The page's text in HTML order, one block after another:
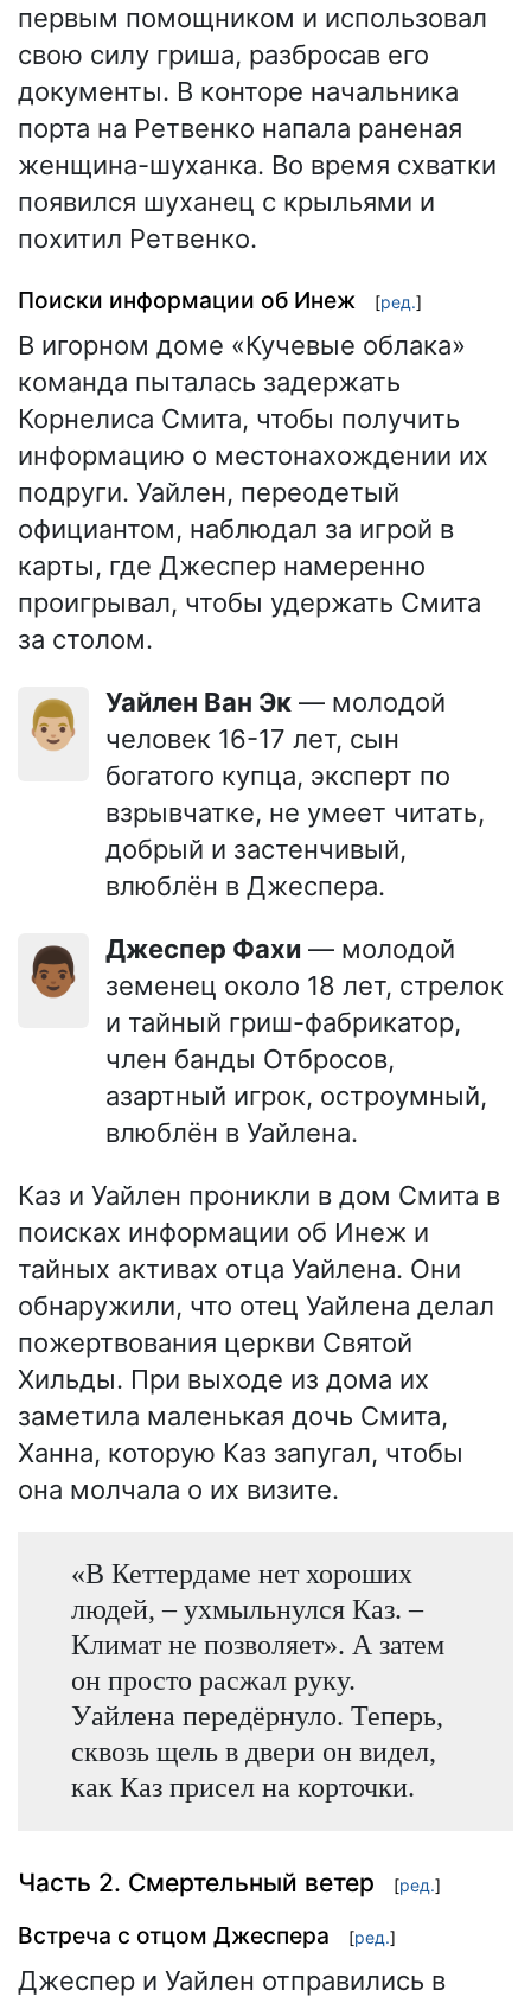
первым помощником и использовал
свою силу гриша, разбросав его
документы. В конторе начальника
порта на Ретвенко напала раненая
женщина-шуханка. Во время схватки
появился шуханец с крыльями и
похитил Ретвенко.
Поиски информации об Инеж [ред.]
В игорном доме «Кучевые облака»
команда пыталась задержать
Корнелиса Смита, чтобы получить
информацию о местонахождении их
подруги. Уайлен, переодетый
официантом, наблюдал за игрой в
карты, где Джеспер намеренно
проигрывал, чтобы удержать Смита
за столом.
👨🏼 Уайлен Ван Эк — молодой
человек 16-17 лет, сын
богатого купца, эксперт по
взрывчатке, не умеет читать,
добрый и застенчивый,
влюблён в Джеспера.
👨🏾 Джеспер Фахи — молодой
земенец около 18 лет, стрелок
и тайный гриш-фабрикатор,
член банды Отбросов,
азартный игрок, остроумный,
влюблён в Уайлена.
Каз и Уайлен проникли в дом Смита в
поисках информации об Инеж и
тайных активах отца Уайлена. Они
обнаружили, что отец Уайлена делал
пожертвования церкви Святой
Хильды. При выходе из дома их
заметила маленькая дочь Смита,
Ханна, которую Каз запугал, чтобы
она молчала о их визите.
«В Кеттердаме нет хороших
людей, – ухмыльнулся Каз. –
Климат не позволяет». А затем
он просто расжал руку.
Уайлена передёрнуло. Теперь,
сквозь щель в двери он видел,
как Каз присел на корточки.
Часть 2. Смертельный ветер [ред.]
Встреча с отцом Джеспера [ред.]
Джеспер и Уайлен отправились в